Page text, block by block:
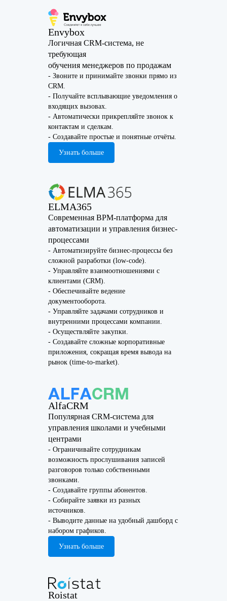
Envybox
Логичная СRM-система, не
требующая
обучения менеджеров по продажам
- Звоните и принимайте звонки прямо из
СRM.
- Получайте всплывающие уведомления о
входящих вызовах.
- Автоматически прикрепляйте звонок к
контактам и сделкам.
- Создавайте простые и понятные отчёты.
Узнать больше
ELMA365
Современная BPM-платформа для
автоматизации и управления бизнес-
процессами
- Автоматизируйте бизнес-процессы без
сложной разработки (low-code).
- Управляйте взаимоотношениями с
клиентами (CRM).
- Обеспечивайте ведение
документооборота.
- Управляйте задачами сотрудников и
внутренними процессами компании.
- Осуществляйте закупки.
- Создавайте сложные корпоративные
приложения, сокращая время вывода на
рынок (time-to-market).
AlfaCRM
Популярная CRM-система для
управления школами и учебными
центрами
- Ограничивайте сотрудникам
возможность прослушивания записей
разговоров только собственными
звонками.
- Создавайте группы абонентов.
- Собирайте заявки из разных
источников.
- Выводите данные на удобный дашборд с
набором графиков.
Узнать больше
Roistat